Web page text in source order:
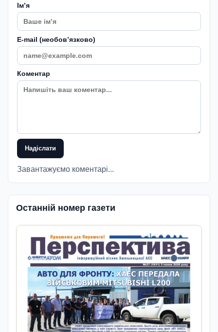
Імʼя
E-mail (необовʼязково)
Коментар
Надіслати
Завантажуємо коментарі...
Останній номер газети